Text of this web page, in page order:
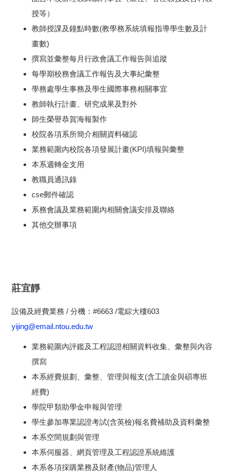
授等）
教師授課及鐘點時數(教學務系統填報指導學生數及計
畫數)
撰寫並彙整每月行政會議工作報告與追蹤
每學期校務會議工作報告及大事紀彙整
學務處學生事務及學生國際事務相關事宜
教師執行計畫、研究成果及對外
師生榮譽恭賀海報製作
校院各項系所簡介相關資料確認
業務範圍內校院各項發展計畫(KPI)填報與彙整
本系週轉金支用
教職員通訊錄
cse郵件確認
系務會議及業務範圍內相關會議安排及聯絡
其他交辦事項
莊宜靜
設備及經費業務 / 分機：#6663 /電綜大樓603
yijing@email.ntou.edu.tw
業務範圍內評鑑及工程認證相關資料收集、彙整與內容
撰寫
本系經費規劃、彙整、管理與報支(含工讀金與碩專班
經費)
學院甲類助學金申報與管理
學生參加專業認證考試(含英檢)報名費補助及資料彙整
本系空間規劃與管理
本系伺服器、網頁管理及工程認證系統維護
本系各項採購業務及財產(物品)管理人